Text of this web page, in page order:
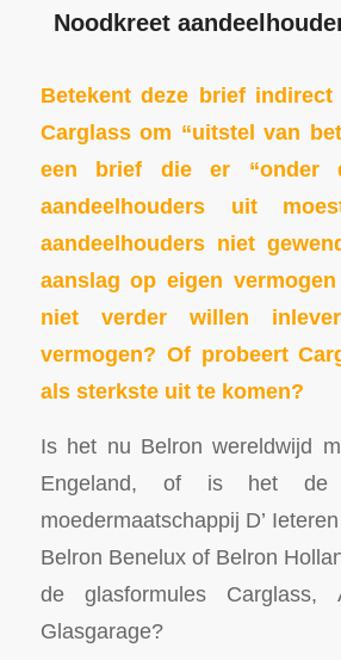
Noodkreet
Betekent deze brief
Carglass om “uitstel van
een brief die er “onder
aandeelhouders uit
aandeelhouders niet
aanslag op eigen
niet verder willen
vermogen? Of probeert
als sterkste uit te komen?
Is het nu Belron wereldwijd
Engeland, of is het de
moedermaatschappij D’
Belron Benelux of Belron
de glasformules Carglass,
Glasgarage?